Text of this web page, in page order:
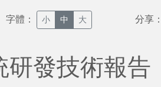
字體： 小 中 大 分享：
研發技術報告